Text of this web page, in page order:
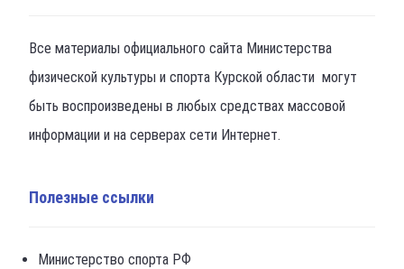
Все материалы официального сайта Министерства
физической культуры и спорта Курской области могут
быть воспроизведены в любых средствах массовой
информации и на серверах сети Интернет.
Полезные ссылки
Министерство спорта РФ